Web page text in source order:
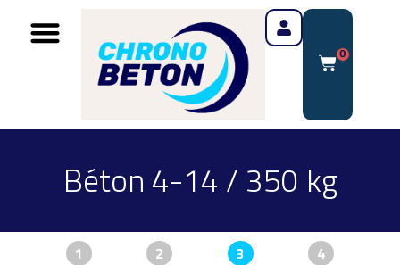
0
Béton 4-14 / 350 kg
1 2 3 4